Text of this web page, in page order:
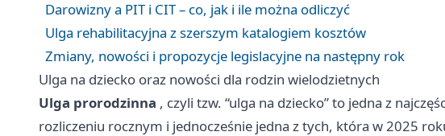
Darowizny a PIT i CIT – co, jak i ile można odliczyć
Ulga rehabilitacyjna z szerszym katalogiem kosztów
Zmiany, nowości i propozycje legislacyjne na następny rok
Ulga na dziecko oraz nowości dla rodzin wielodzietnych
Ulga prorodzinna , czyli tzw. “ulga na dziecko” to jedna z
rozliczeniu rocznym i jednocześnie jedna z tych, która w 2025